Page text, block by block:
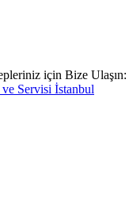
için Bize Ulaşın: